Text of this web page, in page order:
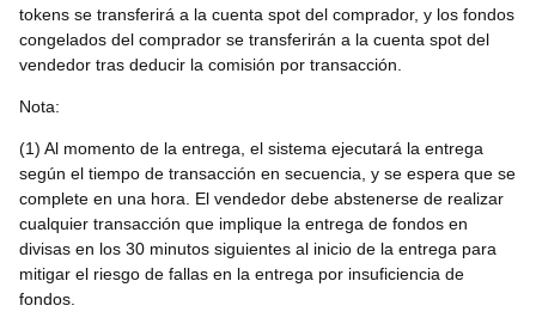
tokens se transferirá a la cuenta spot del comprador, y los fondos
congelados del comprador se transferirán a la cuenta spot del
vendedor tras deducir la comisión por transacción.
Nota:
(1) Al momento de la entrega, el sistema ejecutará la entrega
según el tiempo de transacción en secuencia, y se espera que se
complete en una hora. El vendedor debe abstenerse de realizar
cualquier transacción que implique la entrega de fondos en
divisas en los 30 minutos siguientes al inicio de la entrega para
mitigar el riesgo de fallas en la entrega por insuficiencia de
fondos.